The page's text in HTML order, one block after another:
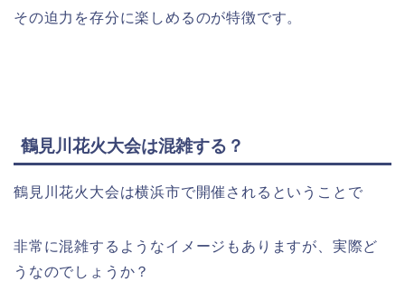
その迫力を存分に楽しめるのが特徴です。
鶴見川花火大会は混雑する？
鶴見川花火大会は横浜市で開催されるということで
非常に混雑するようなイメージもありますが、実際ど
うなのでしょうか？